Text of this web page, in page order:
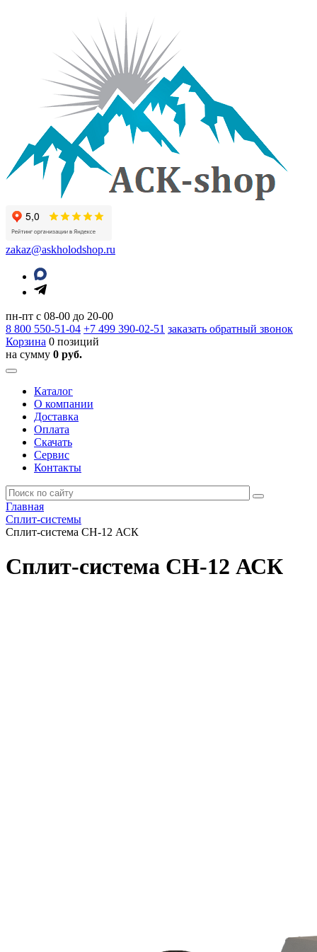
zakaz@askholodshop.ru
пн-пт с 08-00 до 20-00
8 800 550-51-04 +7 499 390-02-51 заказать обратный звонок
Корзина 0 позиций
на сумму 0 руб.
Каталог
О компании
Доставка
Оплата
Скачать
Сервис
Контакты
Главная
Сплит-системы
Сплит-система СН-12 АСК
Сплит-система СН-12 АСК